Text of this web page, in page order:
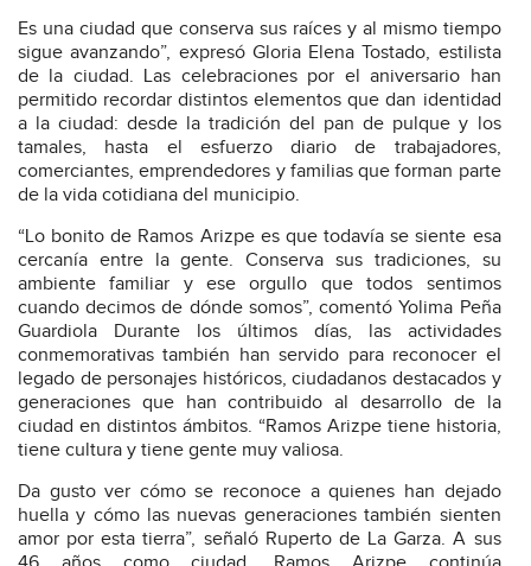
Es una ciudad que conserva sus raíces y al mismo tiempo
sigue avanzando”, expresó Gloria Elena Tostado, estilista
de la ciudad. Las celebraciones por el aniversario han
permitido recordar distintos elementos que dan identidad
a la ciudad: desde la tradición del pan de pulque y los
tamales, hasta el esfuerzo diario de trabajadores,
comerciantes, emprendedores y familias que forman parte
de la vida cotidiana del municipio.
“Lo bonito de Ramos Arizpe es que todavía se siente esa
cercanía entre la gente. Conserva sus tradiciones, su
ambiente familiar y ese orgullo que todos sentimos
cuando decimos de dónde somos”, comentó Yolima Peña
Guardiola Durante los últimos días, las actividades
conmemorativas también han servido para reconocer el
legado de personajes históricos, ciudadanos destacados y
generaciones que han contribuido al desarrollo de la
ciudad en distintos ámbitos. “Ramos Arizpe tiene historia,
tiene cultura y tiene gente muy valiosa.
Da gusto ver cómo se reconoce a quienes han dejado
huella y cómo las nuevas generaciones también sienten
amor por esta tierra”, señaló Ruperto de La Garza. A sus